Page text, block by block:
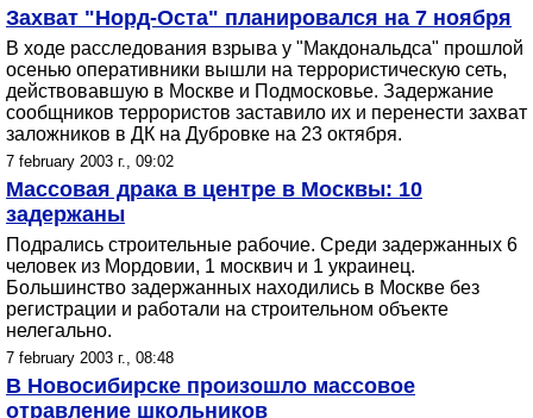
Захват "Норд-Оста" планировался на 7 ноября
В ходе расследования взрыва у "Макдональдса" прошлой
осенью оперативники вышли на террористическую сеть,
действовавшую в Москве и Подмосковье. Задержание
сообщников террористов заставило их и перенести захват
заложников в ДК на Дубровке на 23 октября.
7 february 2003 г., 09:02
Массовая драка в центре в Москвы: 10
задержаны
Подрались строительные рабочие. Среди задержанных 6
человек из Мордовии, 1 москвич и 1 украинец.
Большинство задержанных находились в Москве без
регистрации и работали на строительном объекте
нелегально.
7 february 2003 г., 08:48
В Новосибирске произошло массовое
отравление школьников